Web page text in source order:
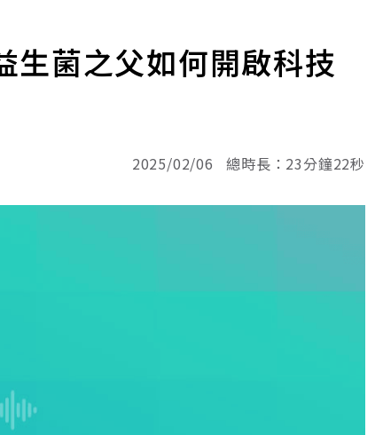
生菌之父如何開啟科技
2025/02/06 總時長：23分鐘22秒